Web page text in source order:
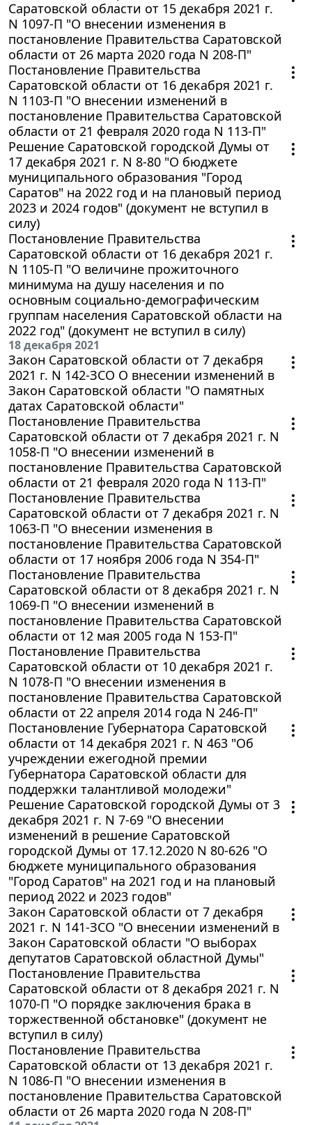
Саратовской области от 15 декабря 2021 г.
N 1097-П "О внесении изменения в
постановление Правительства Саратовской
области от 26 марта 2020 года N 208-П"
Постановление Правительства
Саратовской области от 16 декабря 2021 г.
N 1103-П "О внесении изменений в
постановление Правительства Саратовской
области от 21 февраля 2020 года N 113-П"
Решение Саратовской городской Думы от
17 декабря 2021 г. N 8-80 "О бюджете
муниципального образования "Город
Саратов" на 2022 год и на плановый период
2023 и 2024 годов" (документ не вступил в
силу)
Постановление Правительства
Саратовской области от 16 декабря 2021 г.
N 1105-П "О величине прожиточного
минимума на душу населения и по
основным социально-демографическим
группам населения Саратовской области на
2022 год" (документ не вступил в силу)
18 декабря 2021
Закон Саратовской области от 7 декабря
2021 г. N 142-ЗСО О внесении изменений в
Закон Саратовской области "О памятных
датах Саратовской области"
Постановление Правительства
Саратовской области от 7 декабря 2021 г. N
1058-П "О внесении изменений в
постановление Правительства Саратовской
области от 21 февраля 2020 года N 113-П"
Постановление Правительства
Саратовской области от 7 декабря 2021 г. N
1063-П "О внесении изменения в
постановление Правительства Саратовской
области от 17 ноября 2006 года N 354-П"
Постановление Правительства
Саратовской области от 8 декабря 2021 г. N
1069-П "О внесении изменений в
постановление Правительства Саратовской
области от 12 мая 2005 года N 153-П"
Постановление Правительства
Саратовской области от 10 декабря 2021 г.
N 1078-П "О внесении изменения в
постановление Правительства Саратовской
области от 22 апреля 2014 года N 246-П"
Постановление Губернатора Саратовской
области от 14 декабря 2021 г. N 463 "Об
учреждении ежегодной премии
Губернатора Саратовской области для
поддержки талантливой молодежи"
Решение Саратовской городской Думы от 3
декабря 2021 г. N 7-69 "О внесении
изменений в решение Саратовской
городской Думы от 17.12.2020 N 80-626 "О
бюджете муниципального образования
"Город Саратов" на 2021 год и на плановый
период 2022 и 2023 годов"
Закон Саратовской области от 7 декабря
2021 г. N 141-ЗСО "О внесении изменений в
Закон Саратовской области "О выборах
депутатов Саратовской областной Думы"
Постановление Правительства
Саратовской области от 8 декабря 2021 г. N
1070-П "О порядке заключения брака в
торжественной обстановке" (документ не
вступил в силу)
Постановление Правительства
Саратовской области от 13 декабря 2021 г.
N 1086-П "О внесении изменения в
постановление Правительства Саратовской
области от 26 марта 2020 года N 208-П"